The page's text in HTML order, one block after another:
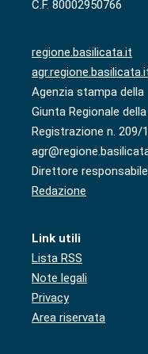
C.F. 80002950766
regione.basilicata.it
Agenzia stampa della
Giunta Regionale
Registrazione n. 209/
Direttore
Redazione
Link utili
Lista RSS
Note legali
Privacy
Area riservata